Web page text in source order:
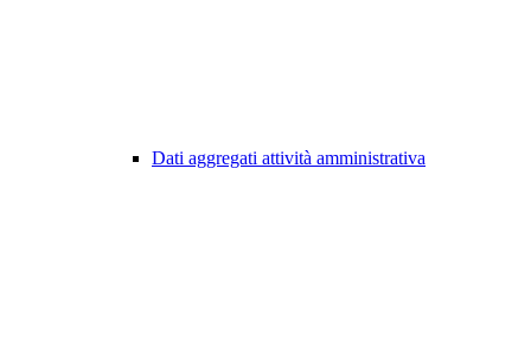
Dati aggregati attività amministrativa